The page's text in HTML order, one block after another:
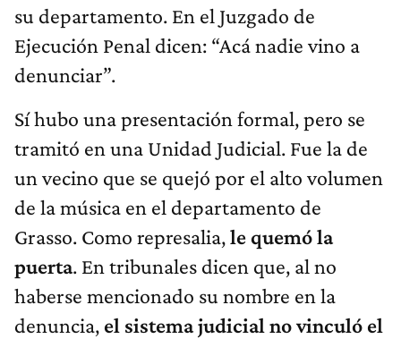
su departamento. En el Juzgado de
Ejecución Penal dicen: “Acá nadie vino a
denunciar”.
Sí hubo una presentación formal, pero se
tramitó en una Unidad Judicial. Fue la de
un vecino que se quejó por el alto volumen
de la música en el departamento de
Grasso. Como represalia,le quemó la
puerta. En tribunales dicen que, al no
haberse mencionado su nombre en la
denuncia, el sistema judicial no vinculó el